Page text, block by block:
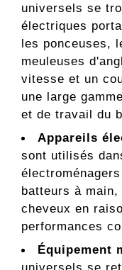
universels se
électriques
les ponceuses,
meuleuses
vitesse et un
une large
et de travail du
Appareils
sont utilisés
batteurs à
cheveux en
performances
Équipement